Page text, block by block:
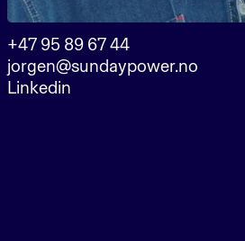
+47 95 89 67 44
jorgen@sundaypower.no
Linkedin